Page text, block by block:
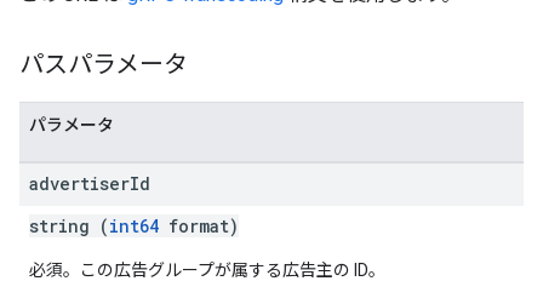
パスパラメータ
パラメータ
advertiserId
string (int64 format)
必須。この広告グループが属する広告主の ID。